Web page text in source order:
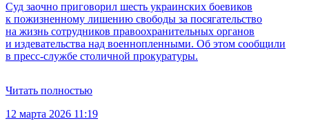
Суд заочно приговорил шесть украинских боевиков
к пожизненному лишению свободы за посягательство
на жизнь сотрудников правоохранительных органов
и издевательства над военнопленными. Об этом сообщили
в пресс-службе столичной прокуратуры.
Читать полностью
12 марта 2026 11:19